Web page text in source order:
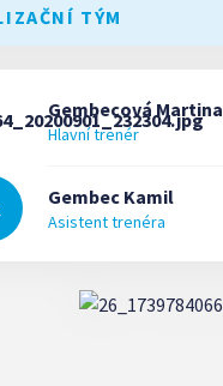
TÝM
Martina
Gembecová
Hlavní trenér
Kamil
Gembec
Asistent trenéra